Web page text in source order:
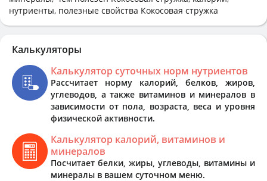
нутриенты, полезные свойства Кокосовая стружка
Калькуляторы
Калькулятор суточных норм нутриентов
Рассчитает норму калорий, белков, жиров,
углеводов, а также витаминов и минералов в
зависимости от пола, возраста, веса и уровня
физической активности.
Калькулятор калорий, витаминов и
минералов
Посчитает белки, жиры, углеводы, витамины и
минералы в вашем суточном меню.